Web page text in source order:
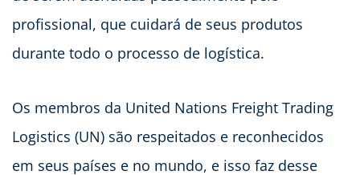
profissional, que cuidará de seus produtos
durante todo o processo de logística.
Os membros da United Nations Freight Trading
Logistics (UN) são respeitados e reconhecidos
em seus países e no mundo, e isso faz desse